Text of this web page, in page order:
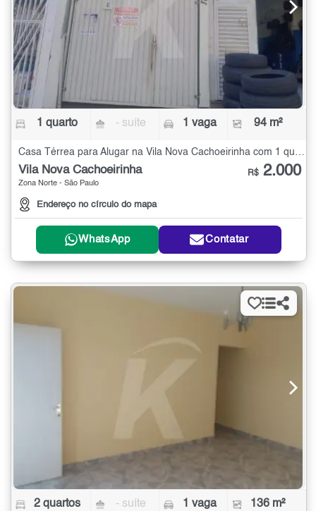
1 quarto - suíte 1 vaga 94 m²
Casa Térrea para Alugar na Vila Nova Cachoeirinha com 1 quarto - 94 m²
Vila Nova Cachoeirinha
Zona Norte - São Paulo
Endereço no círculo do mapa
R$ 2.000
WhatsApp Contatar
2 quartos - suíte 1 vaga 136 m²